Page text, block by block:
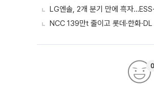
LG엔솔, 2개 분기 만에 흑자
NCC 139만t 줄이고 롯데·한화
0